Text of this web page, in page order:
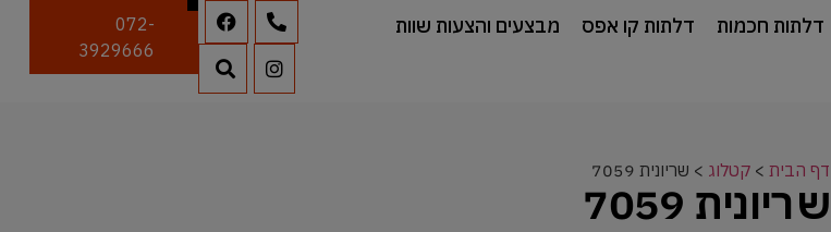
דלתות חכמות דלתות קו אפס מבצעים והצעות שוות
072-
3929666
דף הבית > קטלוג > שריונית 7059
שריונית 7059